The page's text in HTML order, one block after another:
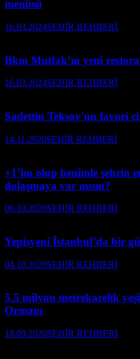
menüsü
16.03.2024ŞEHİR REHBERİ
Bkm Mutfak’ın yeni
16.03.2024ŞEHİR REHBERİ
Sadettin Teksoy'un favori
14.11.2020ŞEHİR REHBERİ
+1’im olup benimle şehrin
dolaşmaya var mısın?
06.10.2020ŞEHİR REHBERİ
Yepisyeni İstanbul’da bir
04.10.2020ŞEHİR REHBERİ
5.5 milyon metrekarelik
Ormanı
18.09.2020ŞEHİR REHBERİ